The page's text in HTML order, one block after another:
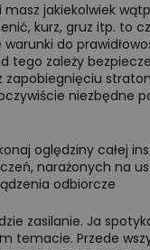
masz jakiekolwiek
kurz, gruz itp. to
do
tego zależy
zapobiegnięciu
niezbędne
oględziny całej
narażonych na
odbiorcze
zasilanie. Ja
temacie. Przede